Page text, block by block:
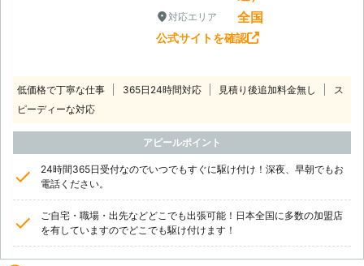
対応エリア 全国
公式サイトを確認
低価格で丁寧な仕事 365日24時間対応 見積り後追加料金無し
ス
ピーディーな対応
アピールポイント
24時間365日受付なのでいつでもすぐに駆け付け！深夜、早朝でもお
電話ください。
ご自宅・職場・出先などどこでも出張可能！日本全国に多数の加盟店
を有していますのでどこでも駆け付けます！